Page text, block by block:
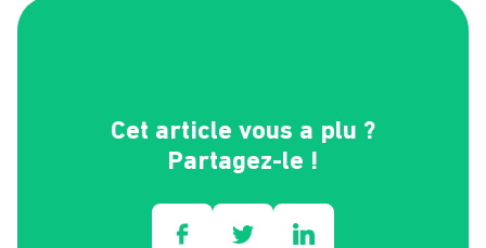
Cet article vous a plu ?
Partagez-le !